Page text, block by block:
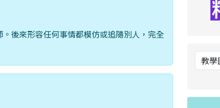
後來形容任何事情都模仿或追隨別人，完全